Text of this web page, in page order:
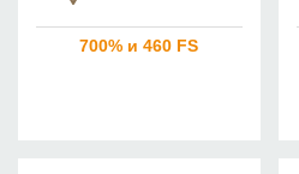
700% и 460 FS